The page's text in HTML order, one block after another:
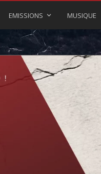
EMISSIONS MUSIQUE